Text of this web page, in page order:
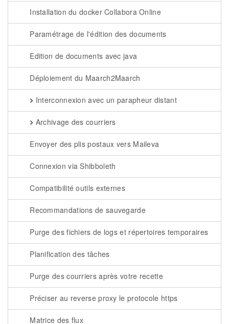
Installation du docker Collabora Online
Paramétrage de l'édition des documents
Edition de documents avec java
Déploiement du Maarch2Maarch
Interconnexion avec un parapheur distant
Archivage des courriers
Envoyer des plis postaux vers Maileva
Connexion via Shibboleth
Compatibilité outils externes
Recommandations de sauvegarde
Purge des fichiers de logs et répertoires temporaires
Planification des tâches
Purge des courriers après votre recette
Préciser au reverse proxy le protocole https
Matrice des flux